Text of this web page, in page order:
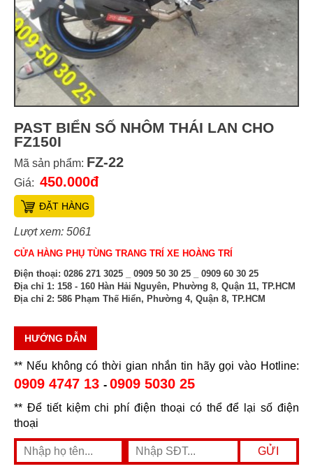
PAST BIỂN SỐ NHÔM THÁI LAN CHO
FZ150I
Mã sản phẩm: FZ-22
Giá: 450.000đ
ĐẶT HÀNG
Lượt xem: 5061
CỬA HÀNG PHỤ TÙNG TRANG TRÍ XE HOÀNG TRÍ
Điện thoại: 0286 271 3025 _ 0909 50 30 25 _ 0909 60 30 25
Địa chỉ 1: 158 - 160 Hàn Hải Nguyên, Phường 8, Quận 11, TP.HCM
Địa chỉ 2: 586 Phạm Thế Hiển, Phường 4, Quận 8, TP.HCM
HƯỚNG DẪN
** Nếu không có thời gian nhắn tin hãy gọi vào Hotline:
0909 4747 13 - 0909 5030 25
** Để tiết kiệm chi phí điện thoại có thể để lại số điện
thoại